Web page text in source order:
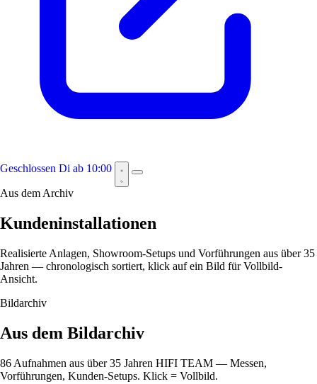
Geschlossen Di ab 10:00
Aus dem Archiv
Kundeninstallationen
Realisierte Anlagen, Showroom-Setups und Vorführungen aus über 35
Jahren — chronologisch sortiert, klick auf ein Bild für Vollbild-
Ansicht.
Bildarchiv
Aus dem Bildarchiv
86 Aufnahmen aus über 35 Jahren HIFI TEAM — Messen,
Vorführungen, Kunden-Setups. Klick = Vollbild.